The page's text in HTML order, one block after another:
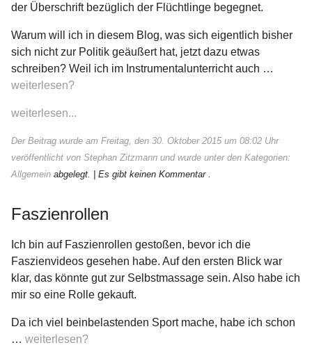
der Überschrift bezüglich der Flüchtlinge begegnet.
Warum will ich in diesem Blog, was sich eigentlich bisher
sich nicht zur Politik geäußert hat, jetzt dazu etwas
schreiben? Weil ich im Instrumentalunterricht auch …
weiterlesen?
weiterlesen...
Der Beitrag wurde am Freitag, den 30. Oktober 2015 um 08:02 Uhr
veröffentlicht von Stephan Zitzmann und wurde unter den Kategorien:
Allgemein abgelegt. | Es gibt keinen Kommentar .
Faszienrollen
Ich bin auf Faszienrollen gestoßen, bevor ich die
Faszienvideos gesehen habe. Auf den ersten Blick war
klar, das könnte gut zur Selbstmassage sein. Also habe ich
mir so eine Rolle gekauft.
Da ich viel beinbelastenden Sport mache, habe ich schon
… weiterlesen?